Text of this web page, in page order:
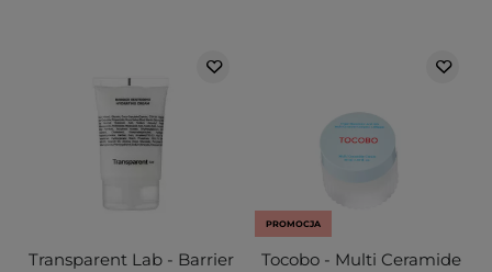
Transparent Lab - Barrier
PROMOCJA
Tocobo - Multi Ceramide